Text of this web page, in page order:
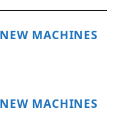
MACHINES
MACHINES